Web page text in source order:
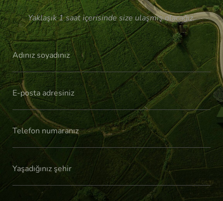
Yaklaşık 1 saat içerisinde size ulaşmış olacağız.